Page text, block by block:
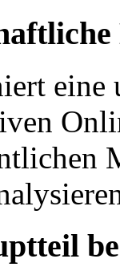
eine